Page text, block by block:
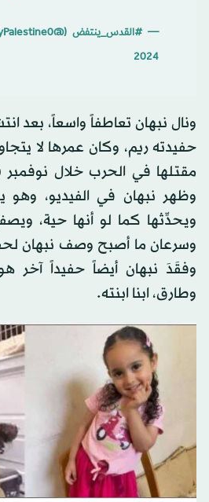
— #القدس_ينتفض (@MyPalestine0)
2024
ونال نبهان تعاطفاً واسعاً، بعد
حفيدته ريم، وكان عمرها لا
وظهر نبهان في الفيديو، وهو
ويحدِّثها كما لو أنها حية،
وسرعان ما أصبح وصف نبهان
وفقَدَ نبهان أيضاً حفيداً آخر
وطارق، ابنا ابنته.